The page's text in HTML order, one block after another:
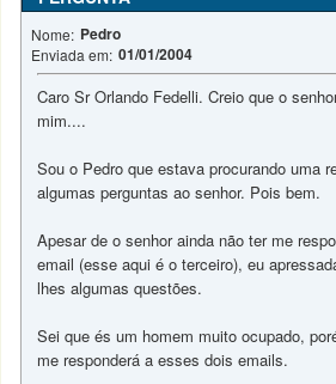
Nome: Pedro
Enviada em: 01/01/2004
Caro Sr Orlando Fedelli. Creio que o
mim....
Sou o Pedro que estava procurando uma
algumas perguntas ao senhor. Pois bem.
Apesar de o senhor ainda não ter me
email (esse aqui é o terceiro), eu
lhes algumas questões.
Sei que és um homem muito ocupado,
me responderá a esses dois emails.